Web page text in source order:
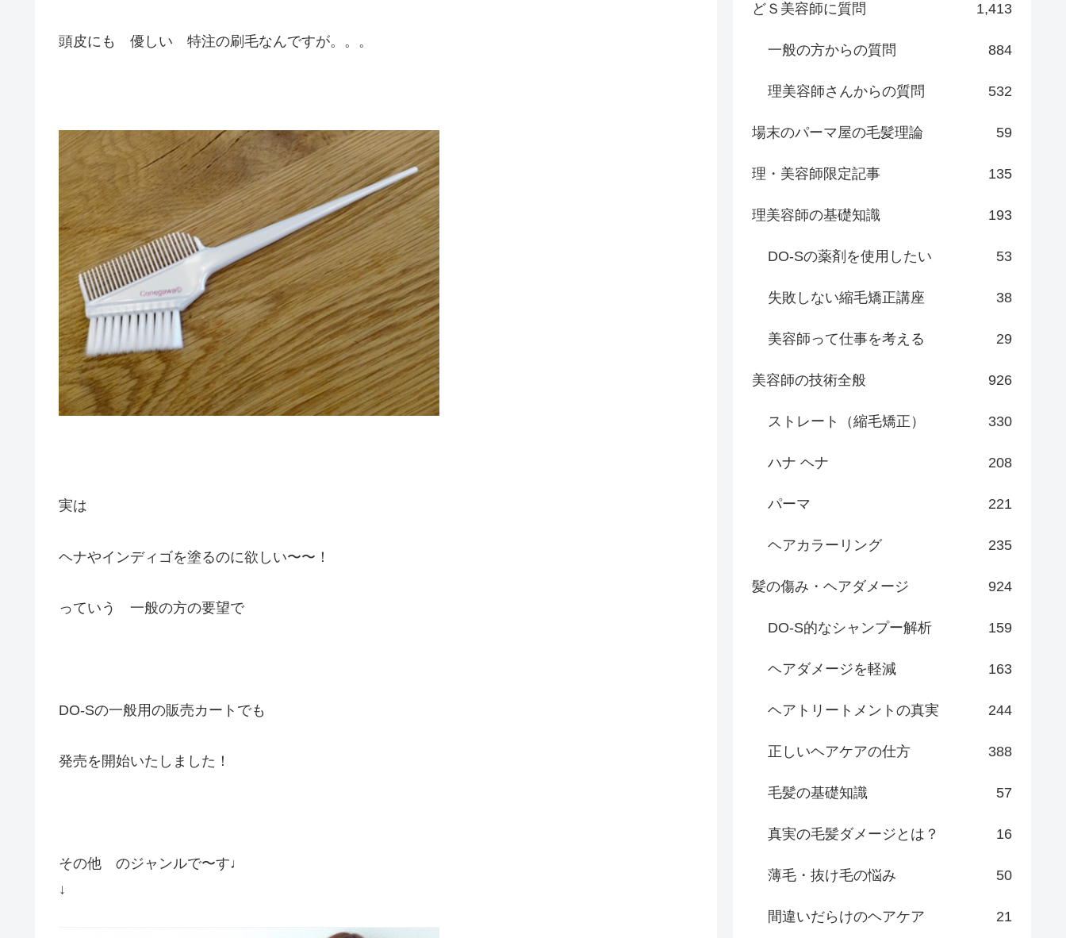
頭皮にも 優しい 特注の刷毛なんですが。。。
実は
ヘナやインディゴを塗るのに欲しい〜〜！
っていう 一般の方の要望で
DO-Sの一般用の販売カートでも
発売を開始いたしました！
その他 のジャンルで〜す♩
↓
どＳ美容師に質問 1,413
一般の方からの質問 884
理美容師さんからの質問 532
場末のパーマ屋の毛髪理論 59
理・美容師限定記事 135
理美容師の基礎知識 193
DO-Sの薬剤を使用したい 53
失敗しない縮毛矯正講座 38
美容師って仕事を考える 29
美容師の技術全般 926
ストレート（縮毛矯正） 330
ハナ ヘナ 208
パーマ 221
ヘアカラーリング 235
髪の傷み・ヘアダメージ 924
DO-S的なシャンプー解析 159
ヘアダメージを軽減 163
ヘアトリートメントの真実 244
正しいヘアケアの仕方 388
毛髪の基礎知識 57
真実の毛髪ダメージとは？ 16
薄毛・抜け毛の悩み 50
間違いだらけのヘアケア 21